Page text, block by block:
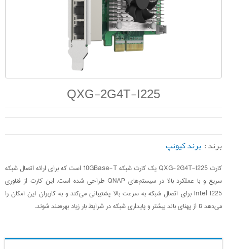
QXG-2G4T-I225
برند : برند کیونپ
کارت QXG-2G4T-I225 یک کارت شبکه 10GBase-T است که برای ارائه اتصال شبکه
سریع و با عملکرد بالا در سیستم‌های QNAP طراحی شده است. این کارت از فناوری
Intel I225 برای اتصال شبکه به سرعت بالا پشتیبانی می‌کند و به کاربران این امکان را
می‌دهد تا از پهنای باند بیشتر و پایداری شبکه در شرایط بار زیاد بهره‌مند شوند.